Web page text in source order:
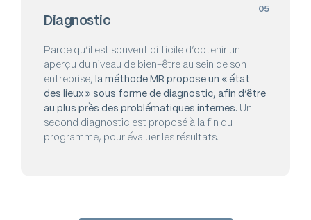
Diagnostic
05
Parce qu’il est souvent difficile d’obtenir un
aperçu du niveau de bien-être au sein de son
entreprise,la méthode MR propose un « état
des lieux » sous forme de diagnostic, afin d’être
au plus près des problématiques internes. Un
second diagnostic est proposé à la fin du
programme, pour évaluer les résultats.